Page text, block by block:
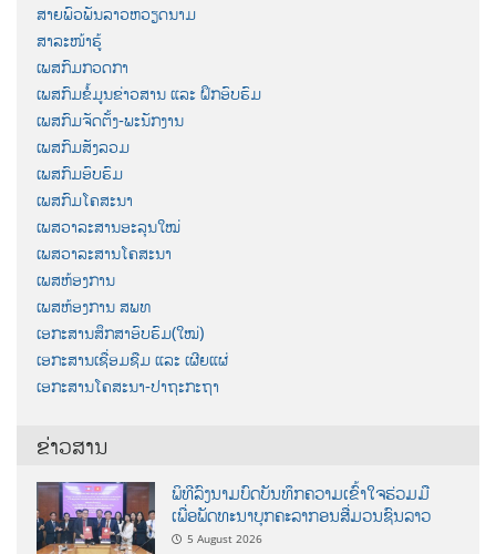
ສາຍພົວພັນລາວຫວຽດນາມ
ສາລະໜ້າຮູ້
ເພສກົມກວດກາ
ເພສກົມຂໍ້ມູນຂ່າວສານ ແລະ ຝຶກອົບຮົມ
ເພສກົມຈັດຕັ້ງ-ພະນັກງານ
ເພສກົມສັງລວມ
ເພສກົມອົບຮົມ
ເພສກົມໂຄສະນາ
ເພສວາລະສານອະລຸນໃໝ່
ເພສວາລະສານໂຄສະນາ
ເພສຫ້ອງການ
ເພສຫ້ອງການ ສພທ
ເອກະສານສຶກສາອົບຮົມ(ໃໝ່)
ເອກະສານເຊື່ອມຊືມ ແລະ ເຜີຍແຜ່
ເອກະສານໂຄສະນາ-ປາຖະກະຖາ
ຂ່າວສານ
ພິທີລົງນາມບົດບັນທຶກຄວາມເຂົ້າໃຈຮ່ວມມື
ເພື່ອພັດທະນາບຸກຄະລາກອນສື່ມວນຊົນລາວ
5 August 2026